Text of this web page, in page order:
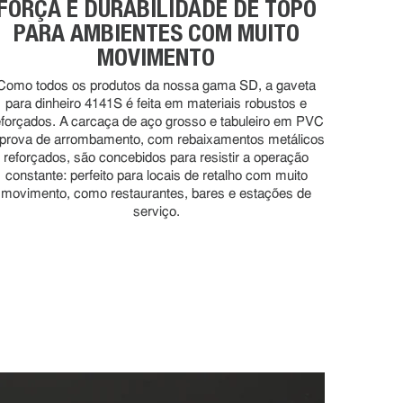
E DURABILIDADE DE TOPO
PARA AMBIENTES COM MUITO
MOVIMENTO
todos os produtos da nossa gama SD, a gaveta
para dinheiro 4141S é feita em materiais robustos e
A carcaça de aço grosso e tabuleiro em PVC
de arrombamento, com rebaixamentos metálicos
reforçados, são concebidos para resistir a operação
constante: perfeito para locais de retalho com muito
movimento, como restaurantes, bares e estações de
serviço.